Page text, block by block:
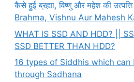
कैसे हुई ब्रह्मा, विष्णु और महेश की
Brahma, Vishnu Aur Mahesh
WHAT IS SSD AND HDD? ||
SSD BETTER THAN HDD?
16 types of Siddhis which can
through Sadhana